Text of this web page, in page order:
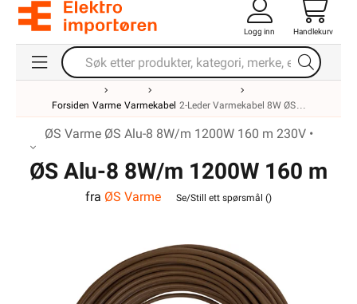
Logg inn Handlekurv
Forsiden Varme Varmekabel 2-Leder Varmekabel 8W ØS
ØS Varme ØS Alu-8 8W/m 1200W 160 m 230V •
ØS Alu-8 8W/m 1200W 160 m
230V
fra ØS Varme Se/Still ett spørsmål ()